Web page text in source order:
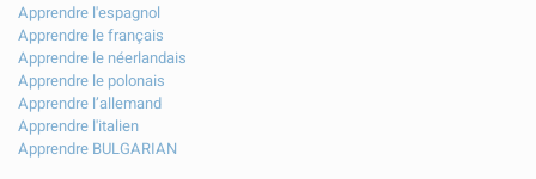
Apprendre l'espagnol
Apprendre le français
Apprendre le néerlandais
Apprendre le polonais
Apprendre l’allemand
Apprendre l'italien
Apprendre BULGARIAN